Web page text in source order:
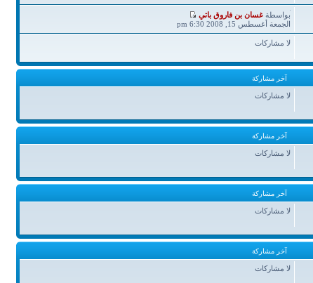
آخر
مشاركة
بواسطة غسان بن فاروق باتي
الجمعة أغسطس 15, 2008 6:30 pm
لا مشاركات
آخر مشاركة
لا مشاركات
آخر مشاركة
لا مشاركات
آخر مشاركة
لا مشاركات
آخر مشاركة
لا مشاركات